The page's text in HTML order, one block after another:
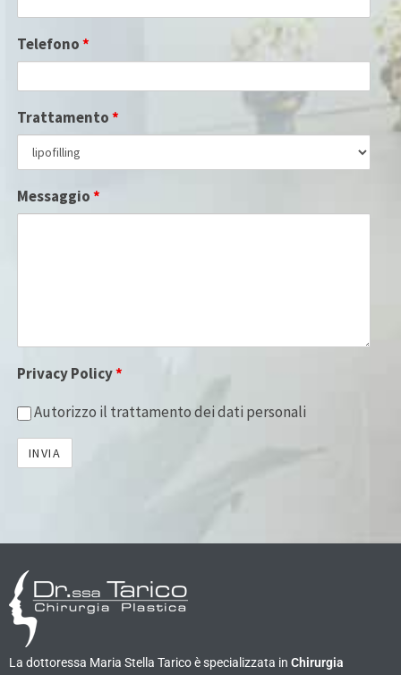
Telefono*
Trattamento*
Messaggio*
Privacy Policy*
Autorizzo il trattamento dei dati personali
La dottoressa Maria Stella Tarico è specializzata in Chirurgia